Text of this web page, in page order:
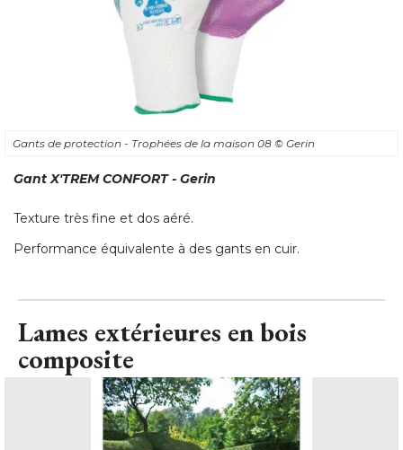
Gants de protection - Trophées de la maison 08 © Gerin
Gant X'TREM CONFORT - Gerin
Texture très fine et dos aéré.
Performance équivalente à des gants en cuir.
Lames extérieures en bois
composite